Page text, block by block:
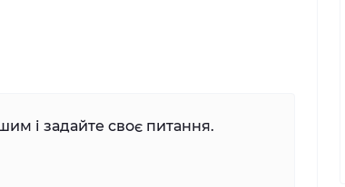
і задайте своє питання.